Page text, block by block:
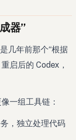
器”
几年前那个“根据
启后的 Codex，
一组工具链：
，独立处理代码